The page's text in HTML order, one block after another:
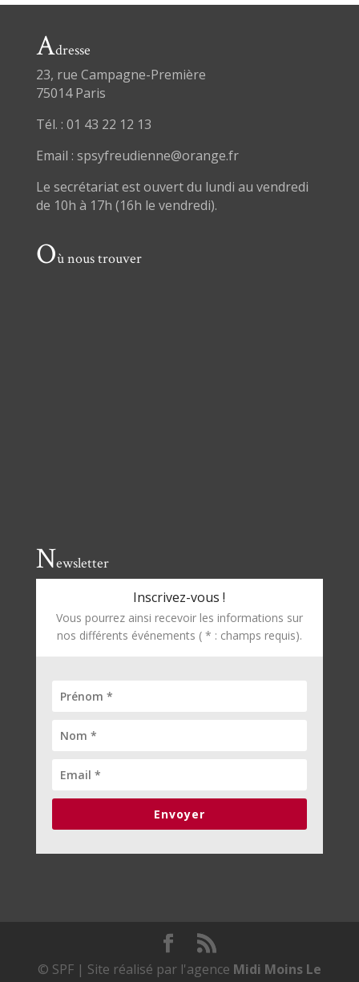
Adresse
23, rue Campagne-Première
75014 Paris
Tél. : 01 43 22 12 13
Email : spsyfreudienne@orange.fr
Le secrétariat est ouvert du lundi au vendredi
de 10h à 17h (16h le vendredi).
Où nous trouver
Newsletter
Inscrivez-vous !
Vous pourrez ainsi recevoir les informations sur
nos différents événements ( * : champs requis).
Envoyer
© SPF | Site réalisé par l'agence Midi Moins Le